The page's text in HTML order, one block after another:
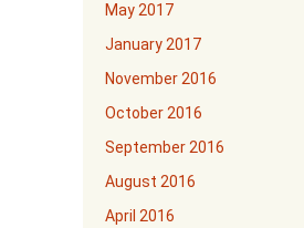
May 2017
January 2017
November 2016
October 2016
September 2016
August 2016
April 2016